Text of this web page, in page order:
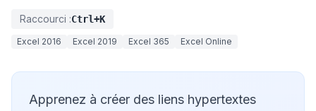
Raccourci :Ctrl+K
Excel 2016 Excel 2019 Excel 365 Excel Online
Apprenez à créer des liens hypertextes